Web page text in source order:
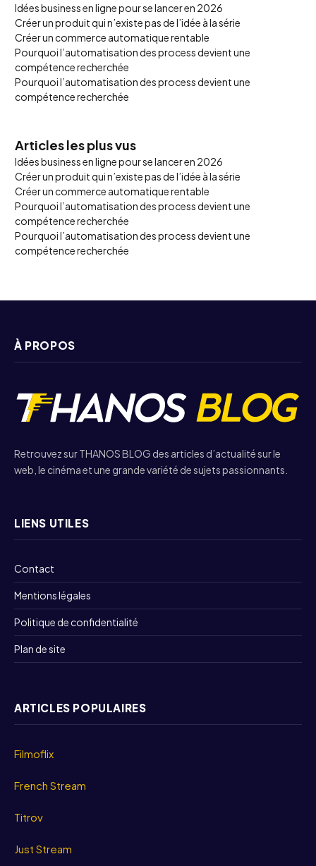
Idées business en ligne pour se lancer en 2026
Créer un produit qui n’existe pas de l’idée à la série
Créer un commerce automatique rentable
Pourquoi l’automatisation des process devient une
compétence recherchée
Pourquoi l’automatisation des process devient une
compétence recherchée
Articles les plus vus
Idées business en ligne pour se lancer en 2026
Créer un produit qui n’existe pas de l’idée à la série
Créer un commerce automatique rentable
Pourquoi l’automatisation des process devient une
compétence recherchée
Pourquoi l’automatisation des process devient une
compétence recherchée
À PROPOS
Retrouvez sur THANOS BLOG des articles d’actualité sur le
web, le cinéma et une grande variété de sujets passionnants.
LIENS UTILES
Contact
Mentions légales
Politique de confidentialité
Plan de site
ARTICLES POPULAIRES
Filmoflix
French Stream
Titrov
Just Stream